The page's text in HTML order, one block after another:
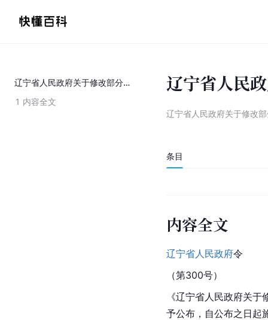
辽宁省人民政府关于修改部分省政府规章的决定
1 内容全文
辽宁省人民
辽宁省人民政府关于修改
条目
内容全文
辽宁省人民政府令
（第300号）
《辽宁省人民政府关
予公布，自公布之日起